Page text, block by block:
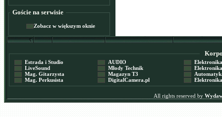
Goście na serwisie
Zobacz w większym oknie
Estrada i Studio
LiveSound
Mag. Gitarzysta
Mag. Perkusista
AUDIO
Młody Technik
Magazyn T3
DigitalCamera.pl
Elektronika
Elektronika
Automatyka
Elektronika
All rights reserved by